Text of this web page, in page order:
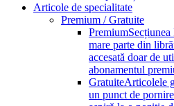
Articole de specialitate
Premium / Gratuite
Premium
mare parte din
accesată doar de
abonamentul
GratuiteArticolele
un punct de